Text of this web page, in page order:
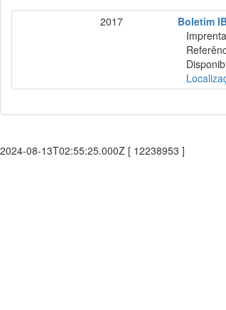
2017
Boletim
2024-08-13T02:55:25.000Z [ 12238953 ]